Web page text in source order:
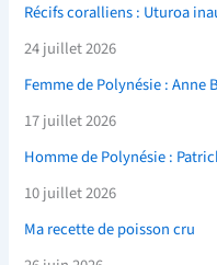
Récifs coralliens : Uturoa
24 juillet 2026
Femme de Polynésie : Anne
17 juillet 2026
Homme de Polynésie :
10 juillet 2026
Ma recette de poisson cru